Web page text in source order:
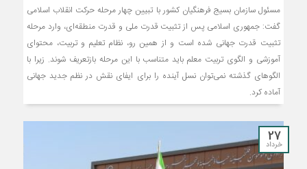
مسئول سازمان بسیج فرهنگیان کشور با تبیین چهار مرحله حرکت انقلاب اسلامی
گفت: جمهوری اسلامی پس از تثبیت قدرت ملی و قدرت منطقه‌ای، وارد مرحله
تثبیت قدرت جهانی شده است و از همین رو، نظام تعلیم و تربیت، محتوای
آموزشی و الگوی تربیت معلم باید متناسب با این مرحله بازتعریف شوند. زیرا با
الگوهای گذشته نمی‌توان نسل آینده را برای ایفای نقش در نظم جدید جهانی
آماده کرد.
27
خرداد